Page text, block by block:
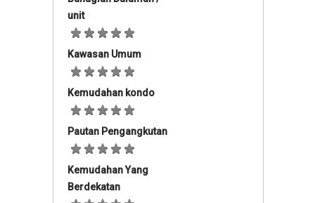
unit
Kawasan Umum
Kemudahan kondo
Pautan Pengangkutan
Kemudahan Yang
Berdekatan